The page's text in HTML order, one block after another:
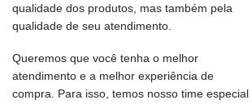
qualidade dos produtos, mas também pela
qualidade de seu atendimento.
Queremos que você tenha o melhor
atendimento e a melhor experiência de
compra. Para isso, temos nosso time especial